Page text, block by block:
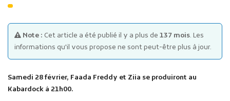
Publicité des actes
Note : Cet article a été publié il y a plus de 137 mois. Les
informations qu'il vous propose ne sont peut-être plus à jour.
Samedi 28 février, Faada Freddy et Ziia se produiront au
Kabardock à 21h00.